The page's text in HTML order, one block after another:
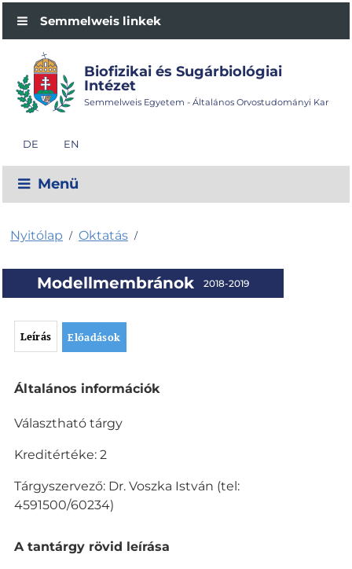
Semmelweis linkek
Biofizikai és Sugárbiológiai
Intézet
Semmelweis Egyetem - Általános Orvostudományi Kar
DE EN
Menü
Nyitólap / Oktatás /
Modellmembránok 2018-2019
Leírás Előadások
L
e
r
á
s
Általános információk
Választható tárgy
Kreditértéke: 2
Tárgyszervező: Dr. Voszka István (tel:
4591500/60234)
A tantárgy rövid leírása